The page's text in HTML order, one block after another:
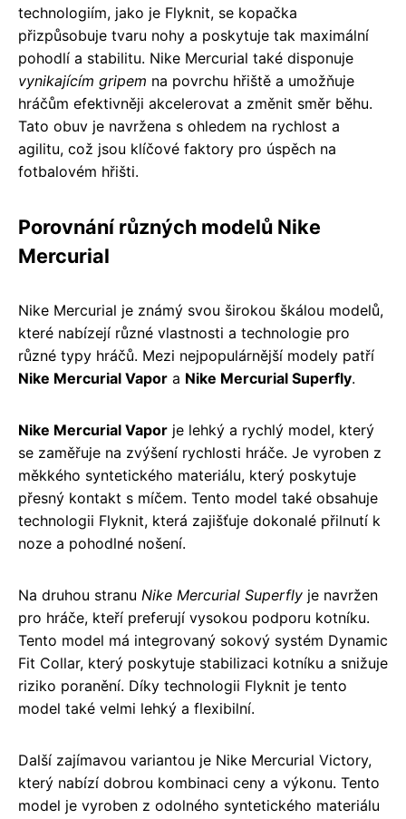
technologiím, jako je Flyknit, se kopačka
přizpůsobuje tvaru nohy a poskytuje tak maximální
pohodlí a stabilitu. Nike Mercurial také disponuje
vynikajícím gripem na povrchu hřiště a umožňuje
hráčům efektivněji akcelerovat a změnit směr běhu.
Tato obuv je navržena s ohledem na rychlost a
agilitu, což jsou klíčové faktory pro úspěch na
fotbalovém hřišti.
Porovnání různých modelů Nike
Mercurial
Nike Mercurial je známý svou širokou škálou modelů,
které nabízejí různé vlastnosti a technologie pro
různé typy hráčů. Mezi nejpopulárnější modely patří
Nike Mercurial Vapor a Nike Mercurial Superfly.
Nike Mercurial Vapor je lehký a rychlý model, který
se zaměřuje na zvýšení rychlosti hráče. Je vyroben z
měkkého syntetického materiálu, který poskytuje
přesný kontakt s míčem. Tento model také obsahuje
technologii Flyknit, která zajišťuje dokonalé přilnutí k
noze a pohodlné nošení.
Na druhou stranu Nike Mercurial Superfly je navržen
pro hráče, kteří preferují vysokou podporu kotníku.
Tento model má integrovaný sokový systém Dynamic
Fit Collar, který poskytuje stabilizaci kotníku a snižuje
riziko poranění. Díky technologii Flyknit je tento
model také velmi lehký a flexibilní.
Další zajímavou variantou je Nike Mercurial Victory,
který nabízí dobrou kombinaci ceny a výkonu. Tento
model je vyroben z odolného syntetického materiálu